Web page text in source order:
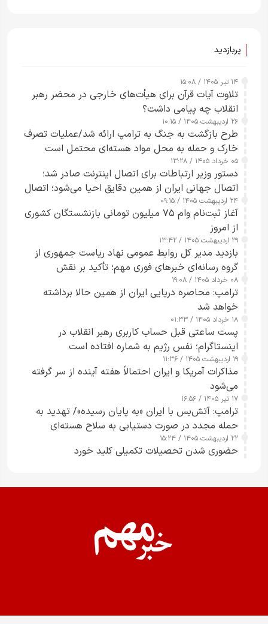
پربازدید
۱۴ تیر ۱۴۰۵ / ۱۵:۰۸
تلاوت آیات قرآن برای هیأت‌های خارجی در محضر رهبر
انقلاب چه پیامی داشت؟
۲۶ اردیبهشت ۱۴۰۵ / ۱۰:۱۵
طرح‌ بازگشت به جنگ به ترامپ ارائه شد/عملیات تصرف
خارک و حمله به محل مواد هسته‌ای محتمل است
۰۵ خرداد ۱۴۰۵ / ۱۳:۲۸
دستور وزیر ارتباطات برای اتصال اینترنت صادر شد؛
اتصال جهانی ایران از همین دقایق احیا می‌شود؛ اتصال
کامل مردم تا ۲۴ ساعت آینده
۲۴ اردیبهشت ۱۴۰۵ / ۰۹:۱۵
آغاز ثبت‌نام وام ۷۵ میلیون تومانی بازنشستگان کشوری
از امروز
۲۹ اردیبهشت ۱۴۰۵ / ۱۳:۴۲
بازدید مدیر کل روابط عمومی نهاد ریاست جمهوری از
گروه رسانه‌ای خبرهای فوری مهم؛ تأکید بر نقش
رسانه‌های هوشمند و مسئول در ارتقای آگاهی عمومی
۰۸ خرداد ۱۴۰۵ / ۱۹:۰۸
ترامپ: محاصره دریایی ایران از همین حالا برداشته
خواهد شد
۱۸ خرداد ۱۴۰۵ / ۰۱:۳۳
پست ساعتی قبل حساب کاربری رهبر انقلاب در
اینستاگرام؛ نفس رژیم به شماره افتاده است​
۱۹ اردیبهشت ۱۴۰۵ / ۱۱:۳۶
مذاکرات آمریکا و ایران احتمالاً هفته آینده از سر گرفته
می‌شود
۱۷ تیر ۱۴۰۵ / ۱۶:۵۶
ترامپ: آتش‌بس با ایران «به پایان رسیده»/ تهدید به
حمله مجدد در صورت دستیابی به سلاح هسته‌ای
۲۲ اردیبهشت ۱۴۰۵ / ۱۵:۲۴
حضوری شدن تحصیلات تکمیلی کلید خورد